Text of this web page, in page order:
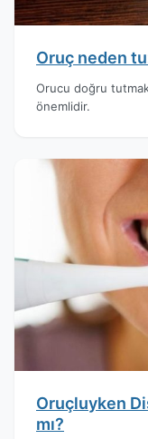
Oruç neden
Orucu doğru
önemlidir.
Oruçluyken
mı?